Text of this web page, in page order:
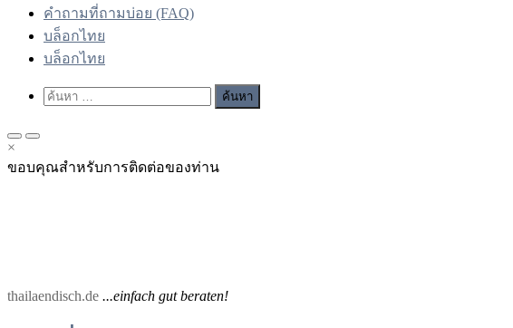
คำถามที่ถามบ่อย (FAQ)
บล็อกไทย
บล็อกไทย
Show
Search
ค้นหา
Primary
for
Primary
for
×
ขอบคุณสำหรับการติดต่อของท่าน
thailaendisch.de ...einfach gut beraten!